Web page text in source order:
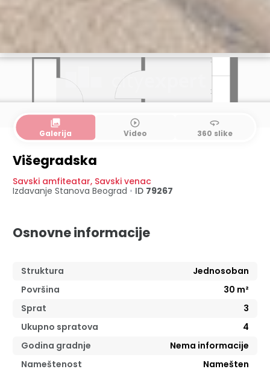
collections
Galerija
play_circle_outline
Video
360
360 slike
Višegradska
Savski amfiteatar, Savski venac
Izdavanje Stanova Beograd • ID 79267
Osnovne informacije
Struktura
Jednosoban
Površina
30 m²
Sprat
3
Ukupno spratova
4
Godina gradnje
Nema informacije
Nameštenost
Namešten